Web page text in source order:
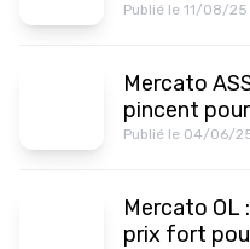
Publié le 11/08/25
Mercato
pincent
Publié le 04/06/
Mercato OL
prix fort